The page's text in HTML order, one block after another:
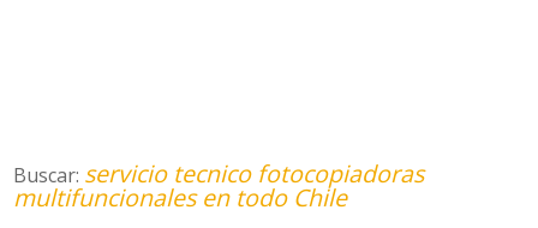
Buscar: servicio tecnico fotocopiadoras
multifuncionales en todo Chile